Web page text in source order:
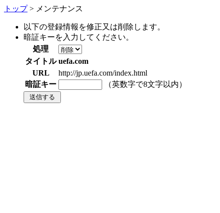
トップ> メンテナンス
以下の登録情報を修正又は削除します。
暗証キーを入力してください。
処理
タイトル uefa.com
URL
http://jp.uefa.com/index.html
暗証キー
（英数字で8文字以内）